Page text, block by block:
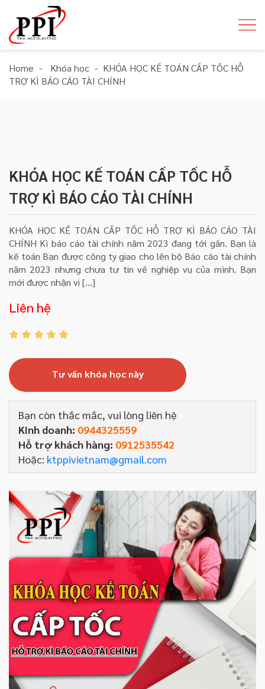
Home - Khóa học - KHÓA HỌC KẾ TOÁN CẤP TỐC HỖ
TRỢ KÌ BÁO CÁO TÀI CHÍNH
KHÓA HỌC KẾ TOÁN CẤP TỐC HỖ
TRỢ KÌ BÁO CÁO TÀI CHÍNH
KHÓA HỌC KẾ TOÁN CẤP TỐC HỖ TRỢ KÌ BÁO CÁO TÀI
CHÍNH Kì báo cáo tài chính năm 2023 đang tới gần. Bạn là
kế toán Bạn được công ty giao cho lên bộ Báo cáo tài chính
năm 2023 nhưng chưa tự tin về nghiệp vụ của mình. Bạn
mới được nhận vị […]
Liên hệ
Tư vấn khóa học này
Bạn còn thắc mắc, vui lòng liên hệ
Kinh doanh: 0944325559
Hỗ trợ khách hàng: 0912535542
Hoặc: ktppivietnam@gmail.com